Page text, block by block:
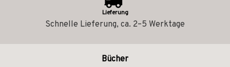
Lieferung
Schnelle Lieferung, ca. 2–5 Werktage
Bücher